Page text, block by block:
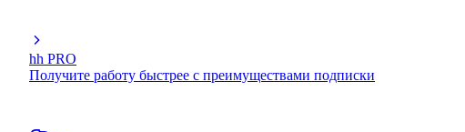
hh PRO
Получите работу быстрее с преимуществами подписки